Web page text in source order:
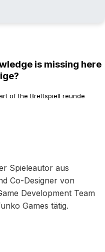
is missing here
of the BrettspielFreunde
Spieleautor aus
Co-Designer von
Development Team
Games tätig.